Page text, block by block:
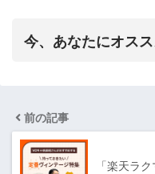
今、あなたにオスス
前の記事
「楽天ラ